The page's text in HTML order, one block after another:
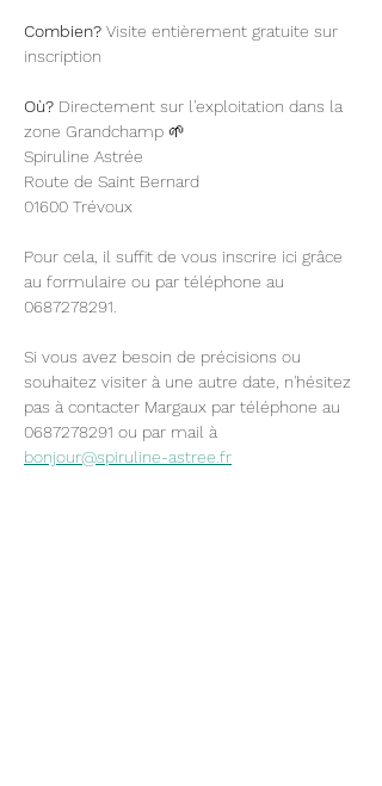
Combien? Visite entièrement gratuite sur
inscription
Où? Directement sur l'exploitation dans la
zone Grandchamp 🌱
Spiruline Astrée
Route de Saint Bernard
01600 Trévoux
Pour cela, il suffit de vous inscrire ici grâce
au formulaire ou par téléphone au
0687278291.
Si vous avez besoin de précisions ou
souhaitez visiter à une autre date, n'hésitez
pas à contacter Margaux par téléphone au
0687278291 ou par mail à
bonjour@spiruline-astree.fr